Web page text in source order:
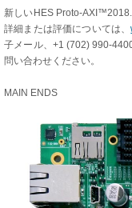
新しいHES Proto-
詳細または評価については、
子メール、+1 (702) 990-
問い合わせください。
MAIN ENDS